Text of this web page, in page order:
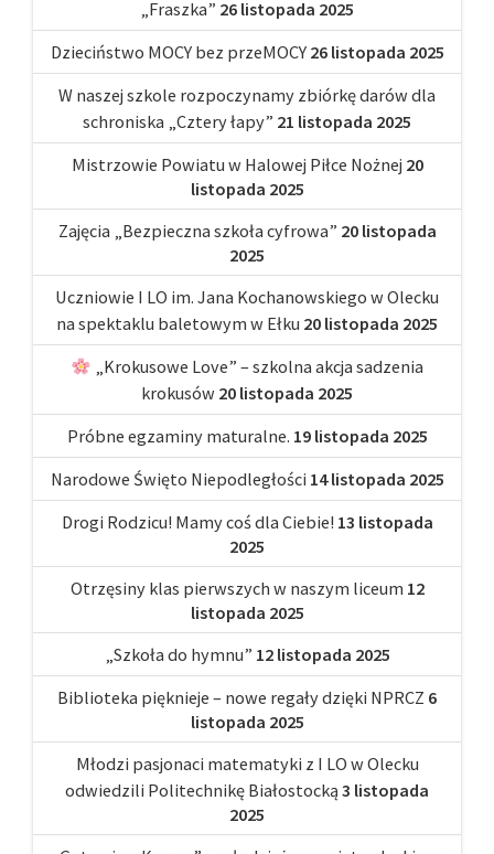
„Fraszka” 26 listopada 2025
Dzieciństwo MOCY bez przeMOCY 26 listopada 2025
W naszej szkole rozpoczynamy zbiórkę darów dla
schroniska „Cztery łapy” 21 listopada 2025
Mistrzowie Powiatu w Halowej Piłce Nożnej 20
listopada 2025
Zajęcia „Bezpieczna szkoła cyfrowa” 20 listopada
2025
Uczniowie I LO im. Jana Kochanowskiego w Olecku
na spektaklu baletowym w Ełku 20 listopada 2025
„Krokusowe Love” – szkolna akcja sadzenia
krokusów 20 listopada 2025
Próbne egzaminy maturalne. 19 listopada 2025
Narodowe Święto Niepodległości 14 listopada 2025
Drogi Rodzicu! Mamy coś dla Ciebie! 13 listopada
2025
Otrzęsiny klas pierwszych w naszym liceum 12
listopada 2025
„Szkoła do hymnu” 12 listopada 2025
Biblioteka pięknieje – nowe regały dzięki NPRCZ 6
listopada 2025
Młodzi pasjonaci matematyki z I LO w Olecku
odwiedzili Politechnikę Białostocką 3 listopada
2025